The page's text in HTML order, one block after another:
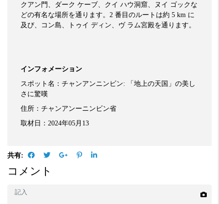
クアン門、ダーク ケーブ、クイ ハウ洞窟、ヌイ ゴックな
どの有名な場所を通ります。 2 番目のルートは約 5 km に
及び、コン島、トゥイ ディン、ヴ ラム宮殿を通ります。
インフォメーション
スポット名：チャンアンニンビン:
「地上の天国」の美し
さに驚嘆
住所：チャンアンーニンビン省
取材日： 2024年05月 13
共有:
コメント